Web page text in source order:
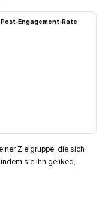
Engagement-Rate​​
Zielgruppe, die sich
sie ihn geliked,